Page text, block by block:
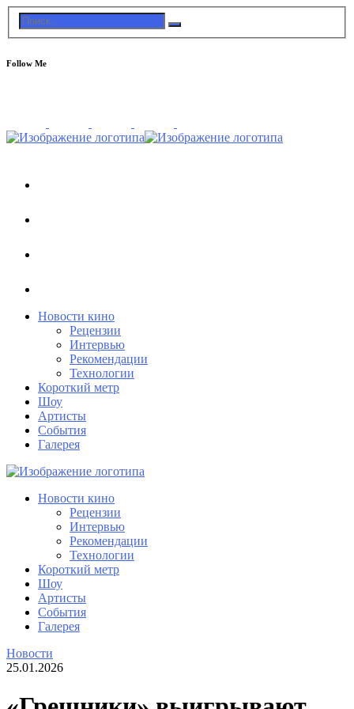
Follow Me
Новости кино
Рецензии
Интервью
Рекомендации
Технологии
Короткий метр
Шоу
Артисты
События
Галерея
Новости кино
Рецензии
Интервью
Рекомендации
Технологии
Короткий метр
Шоу
Артисты
События
Галерея
Новости
25.01.2026